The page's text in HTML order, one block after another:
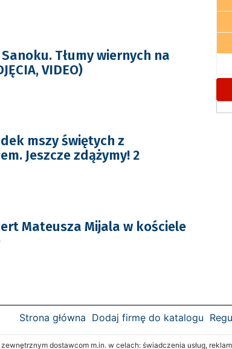
Tłumy wiernych na
VIDEO)
mszy świętych z
Jeszcze zdążymy! 2
Mateusza Mijala w kościele
Strona główna Dodaj firmę do katalogu
dostawcom m.in. w celach: świadczenia usług,